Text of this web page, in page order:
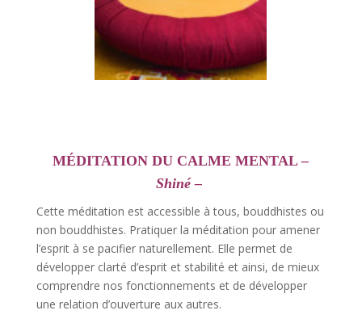
MÉDITATION DU CALME MENTAL–
Shiné –
Cette méditation est accessible à tous, bouddhistes ou
non bouddhistes. Pratiquer la méditation pour amener
l’esprit à se pacifier naturellement. Elle permet de
développer clarté d’esprit et stabilité et ainsi, de mieux
comprendre nos fonctionnements et de développer
une relation d’ouverture aux autres.